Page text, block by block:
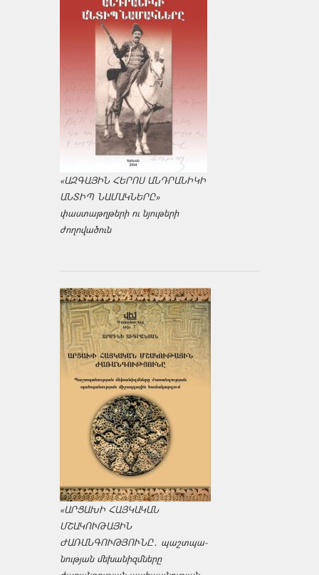
«ԱԶԳԱՅԻՆ ՀԵՐՈՍ ԱՆԴՐԱՆԻԿԻ
ԱՆՏԻՊ ՆԱՄԱԿՆԵՐԸ»
փաստաթղթերի ու նյութերի
ժողովածուն
«ԱՐՑԱԽԻ ՀԱՅԿԱԿԱՆ
ՄՇԱԿՈՒԹԱՅԻՆ
ԺԱՌԱՆԳՈՒԹՅՈՒՆԸ․ պաշտպա­
նության մեխանիզմները